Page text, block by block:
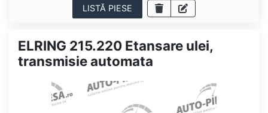
LISTĂ PIESE
ELRING 215.220 Etansare ulei,
transmisie automata